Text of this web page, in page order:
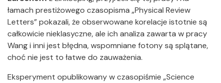
łamach prestiżowego czasopisma „Physical Review
Letters” pokazali, że obserwowane korelacje istotnie są
całkowicie nieklasyczne, ale ich analiza zawarta w pracy
Wang i inni jest błędna, wspomniane fotony są splątane,
choć nie jest to łatwe do zauważenia.
Eksperyment opublikowany w czasopiśmie „Science